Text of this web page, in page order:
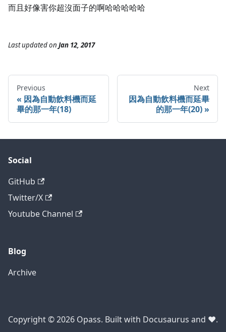
而且好像害你超沒面子的啊哈哈哈哈哈
Last updatedon Jan 12, 2017
Previous
因為自動飲料機而延
畢的那一年(18)
Next
因為自動飲料機而延畢
的那一年(20)
Social
GitHub
Twitter/X
Youtube Channel
Blog
Archive
Copyright © 2026 Opass. Built with Docusaurus and ❤️.